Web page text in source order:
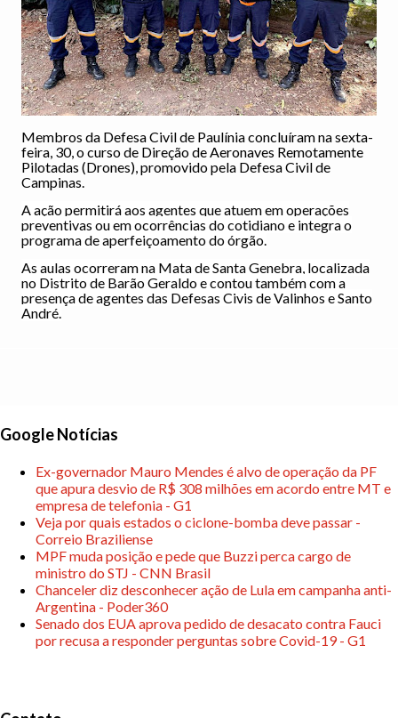
Membros da Defesa Civil de Paulínia concluíram na sexta-
feira, 30, o curso de Direção de Aeronaves Remotamente
Pilotadas (Drones), promovido pela Defesa Civil de
Campinas.
A ação permitirá aos agentes que atuem em operações
preventivas ou em ocorrências do cotidiano e integra o
programa de aperfeiçoamento do órgão.
As aulas ocorreram na Mata de Santa Genebra, localizada
no Distrito de Barão Geraldo e contou também com a
presença de agentes das Defesas Civis deValinhos e Santo
André.
Google Notícias
Ex-governador Mauro Mendes é alvo de operação da PF
que apura desvio de R$ 308 milhões em acordo entre MT e
empresa de telefonia - G1
Veja por quais estados o ciclone-bomba deve passar -
Correio Braziliense
MPF muda posição e pede que Buzzi perca cargo de
ministro do STJ - CNN Brasil
Chanceler diz desconhecer ação de Lula em campanha anti-
Argentina - Poder360
Senado dos EUA aprova pedido de desacato contra Fauci
por recusa a responder perguntas sobre Covid-19 - G1